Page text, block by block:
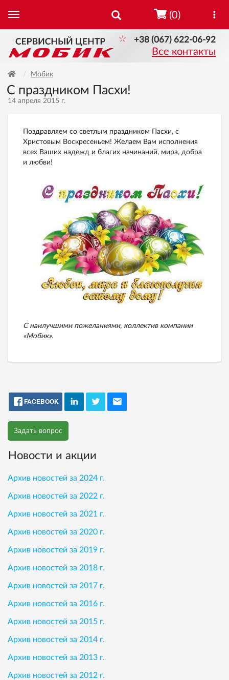
+38 (067) 622-06-92
Все контакты
(0)
Мобик
С праздником Пасхи!
14 апреля 2015 г.
Поздравляем со светлым праздником Пасхи, с
Христовым Воскресеньем! Желаем Вам исполнения
всех Ваших надежд и благих начинаний, мира, добра
и любви!
С наилучшими пожеланиями, коллектив компании
«Мобик».
FACEBOOK
Задать вопрос
Новости и акции
Архив новостей за 2024 г.
Архив новостей за 2022 г.
Архив новостей за 2021 г.
Архив новостей за 2020 г.
Архив новостей за 2019 г.
Архив новостей за 2018 г.
Архив новостей за 2017 г.
Архив новостей за 2016 г.
Архив новостей за 2015 г.
Архив новостей за 2014 г.
Архив новостей за 2013 г.
Архив новостей за 2012 г.